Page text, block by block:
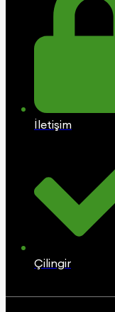
İletişim
Çilingir